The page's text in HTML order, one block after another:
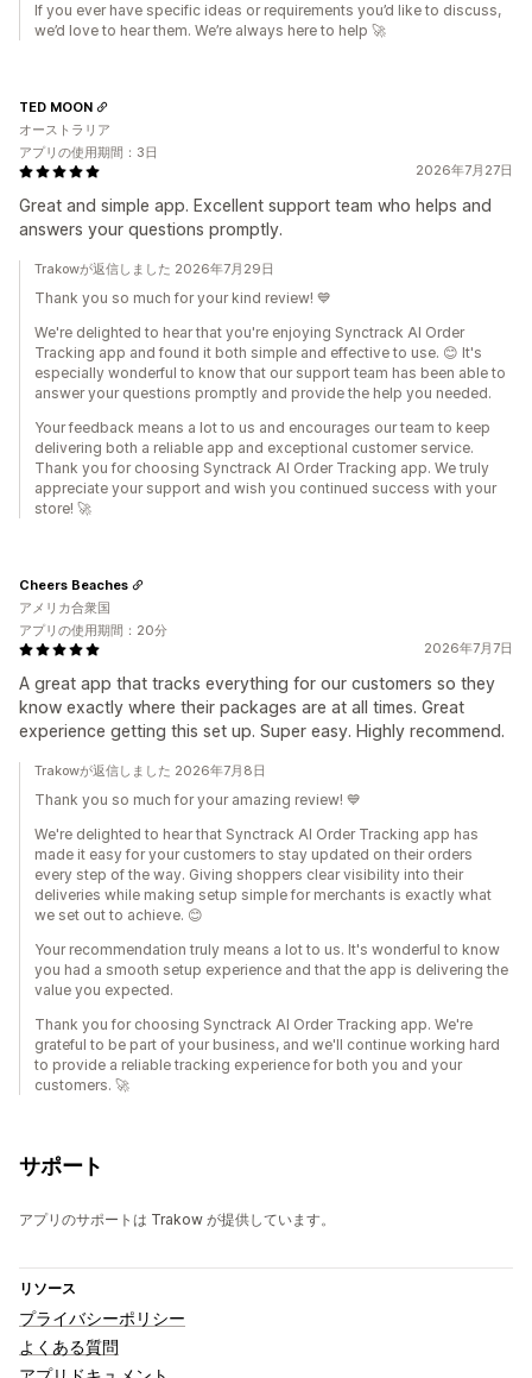
If you ever have specific ideas or requirements you’d like to discuss,
we’d love to hear them. We’re always here to help 🚀
2026年7月27日
Great and simple app. Excellent support team who helps and
answers your questions promptly.
TED MOON
オーストラリア
アプリの使用期間：3日
Trakowが返信しました 2026年7月29日
Thank you so much for your kind review! 💙
We're delighted to hear that you're enjoying Synctrack AI Order
Tracking app and found it both simple and effective to use. 😊 It's
especially wonderful to know that our support team has been able to
answer your questions promptly and provide the help you needed.
Your feedback means a lot to us and encourages our team to keep
delivering both a reliable app and exceptional customer service.
Thank you for choosing Synctrack AI Order Tracking app. We truly
appreciate your support and wish you continued success with your
store! 🚀
2026年7月7日
A great app that tracks everything for our customers so they
know exactly where their packages are at all times. Great
experience getting this set up. Super easy. Highly recommend.
Cheers Beaches
アメリカ合衆国
アプリの使用期間：20分
Trakowが返信しました 2026年7月8日
Thank you so much for your amazing review! 💙
We're delighted to hear that Synctrack AI Order Tracking app has
made it easy for your customers to stay updated on their orders
every step of the way. Giving shoppers clear visibility into their
deliveries while making setup simple for merchants is exactly what
we set out to achieve. 😊
Your recommendation truly means a lot to us. It's wonderful to know
you had a smooth setup experience and that the app is delivering the
value you expected.
Thank you for choosing Synctrack AI Order Tracking app. We're
grateful to be part of your business, and we'll continue working hard
to provide a reliable tracking experience for both you and your
customers. 🚀
サポート
アプリのサポートは Trakow が提供しています。
リソース
プライバシーポリシー
よくある質問